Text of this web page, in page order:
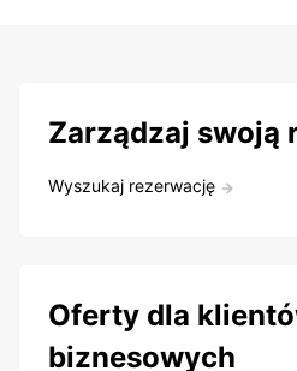
Zarządzaj swoją
Wyszukaj rezerwację
Oferty dla
biznesowych